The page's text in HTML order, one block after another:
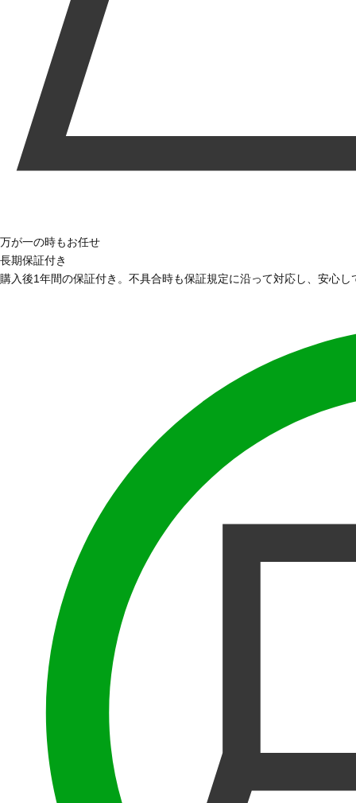
万が一の時もお任せ
長期保証付き
購入後1年間の保証付き。不具合時も保証規定に沿って対応し、安心